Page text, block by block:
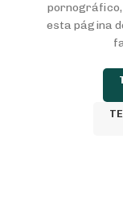
esta página